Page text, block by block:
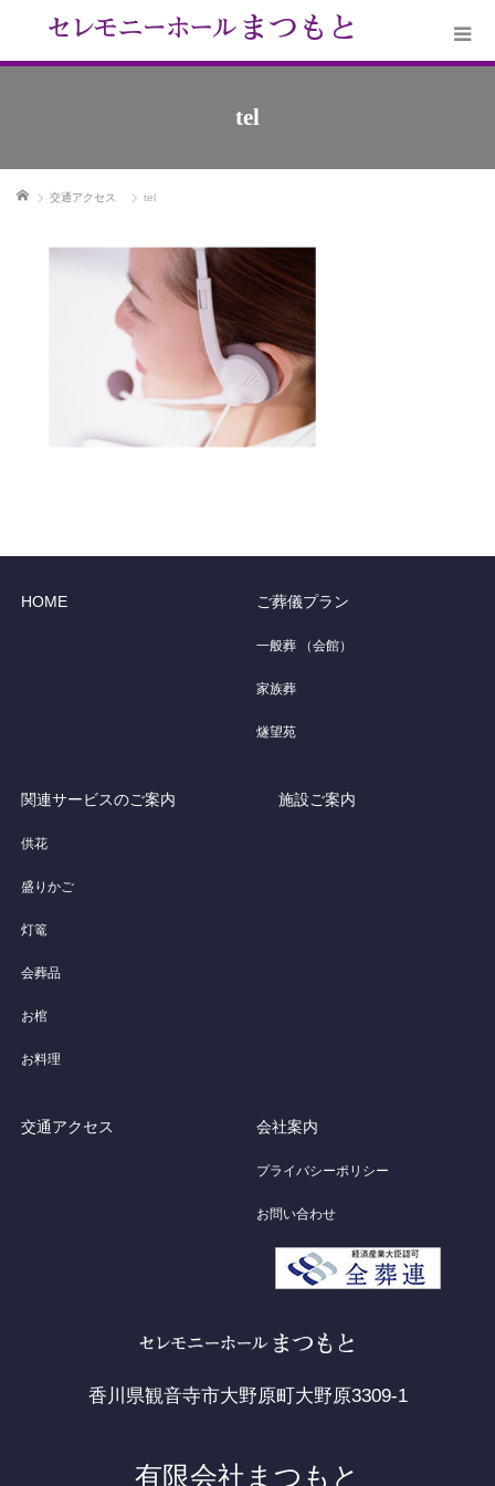
tel
ホーム 交通アクセス tel
HOME ご葬儀プラン
一般葬 （会館）
家族葬
燧望苑
関連サービスのご案内
供花
盛りかご
灯篭
会葬品
お棺
お料理
施設ご案内
交通アクセス 会社案内
プライバシーポリシー
お問い合わせ
香川県観音寺市大野原町大野原3309-1
有限会社まつもと